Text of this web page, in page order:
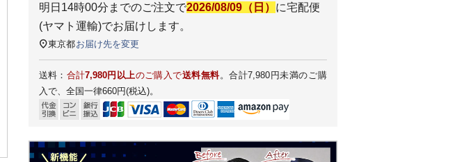
明日 14時00分 までのご注文で2026/08/09（日） に宅配便
(ヤマト運輸)でお届けします。
東京都お届け先を変更
送料： 合計7,980円以上のご購入で送料無料。合計7,980円未満のご購
入で、全国一律660円(税込)。